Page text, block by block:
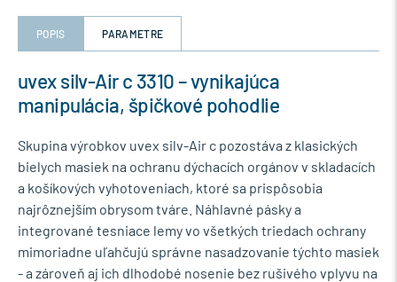
POPIS PARAMETRE
uvex silv-Air c 3310 – vynikajúca
manipulácia, špičkové pohodlie
Skupina výrobkov uvex silv-Air c pozostáva z klasických
bielych masiek na ochranu dýchacích orgánov v skladacích
a košíkových vyhotoveniach, ktoré sa prispôsobia
najrôznejším obrysom tváre. Náhlavné pásky a
integrované tesniace lemy vo všetkých triedach ochrany
mimoriadne uľahčujú správne nasadzovanie týchto masiek
- a zároveň aj ich dlhodobé nosenie bez rušivého vplyvu na